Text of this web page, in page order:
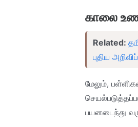
காலை
Related:
புதிய
மேலும்,
பயனடைந்து